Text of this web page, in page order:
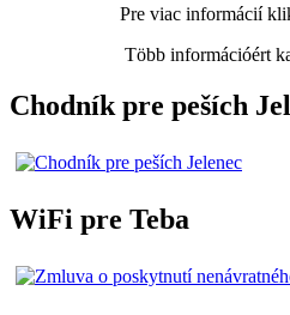
Pre viac informácií
Több információért
Chodník pre peších
WiFi pre Teba